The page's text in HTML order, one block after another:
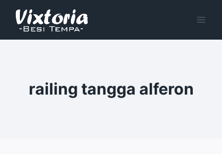
content
railing tangga alferon